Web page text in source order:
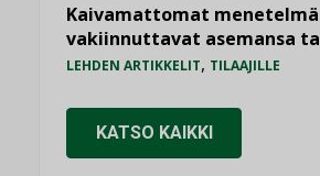
Kaivamattomat
vakiinnuttavat asemansa
LEHDEN ARTIKKELIT, TILAAJILLE
KATSO KAIKKI